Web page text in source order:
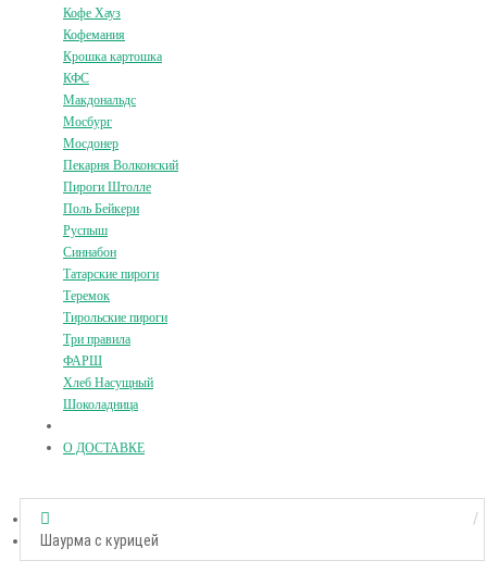
Кофе Хауз
Кофемания
Крошка картошка
КФС
Макдональдс
Мосбург
Мосдонер
Пекарня Волконский
Пироги Штолле
Поль Бейкери
Руспыш
Синнабон
Татарские пироги
Теремок
Тирольские пироги
Три правила
ФАРШ
Хлеб Насущный
Шоколадница
О ДОСТАВКЕ
Шаурма с курицей